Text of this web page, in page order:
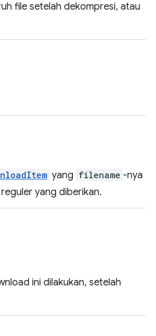
file setelah dekompresi, atau
yang filename -nya
yang diberikan.
ini dilakukan, setelah